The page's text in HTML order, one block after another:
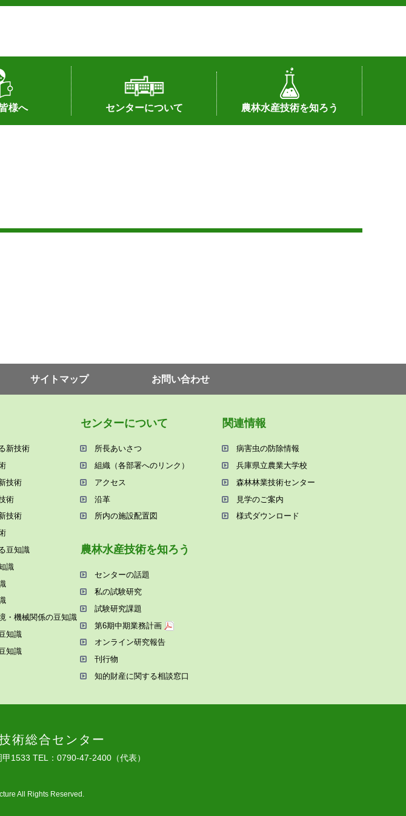
様へ
る新技術
術
新技術
技術
新技術
術
る豆知識
知識
識
識
境・機械関係
豆知識
豆知識
センターについて
所長あいさつ
組織（各部署へのリンク）
アクセス
沿革
所内の施設配置図
農林水産技術を知ろう
センターの話題
私の試験研究
試験研究課題
第6期中期業務計画
オンライン研究報告
刊行物
知的財産に関する相談窓口
サイトマップ お問い合わせ
新技術
技術
術
技術
⾖知識
識
・機械関係の⾖知識
知識
知識
センターについて
所⻑あいさつ
組織（各部署へのリンク）
アクセス
沿⾰
所内の施設配置図
農林⽔産技術を知ろう
センターの話題
私の試験研究
試験研究課題
第6期中期業務計画
オンライン研究報告
刊⾏物
知的財産に関する相談窓⼝
関連情報
病害⾍の防除情報
兵庫県⽴農業⼤学校
森林林業技術センター
⾒学のご案内
様式ダウンロード
術総合センター
甲1533 TEL：0790-47-2400（代表）
All Rights Reserved.